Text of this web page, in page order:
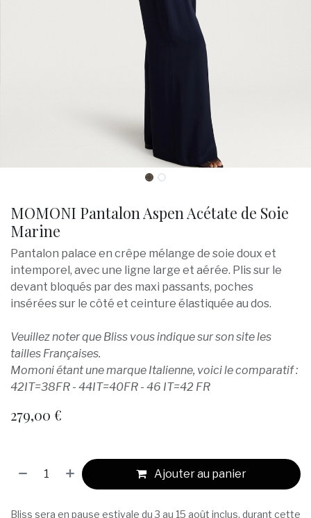
MOMONI Pantalon Aspen Acétate de Soie
Marine
Pantalon palace en crêpe mélange de soie doux et
intemporel, avec une ligne large et aérée. Plis sur le
devant bloqués par des maxi passants, poches
insérées sur le côté et ceinture élastiquée au dos.
Veuillez noter que Bliss vous indique sur son site les
tailles Françaises.
Momoni étant une marque Italienne, voici le comparatif :
42IT=38FR - 44IT=40FR - 46 IT=42 FR
279,00 €
Ajouter au panier
Bliss sera en pause estivale du 3 au 15 août inclus, durant cette